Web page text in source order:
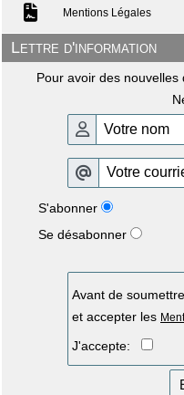
Mentions Légales
Lettre d'information
Pour avoir des
S'abonner
Se désabonner
Avant de
et accepter les
J'accepte: